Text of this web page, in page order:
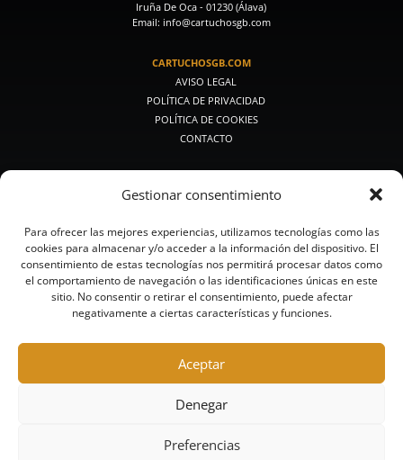
Gestionar consentimiento
Para ofrecer las mejores experiencias, utilizamos tecnologías como las
cookies para almacenar y/o acceder a la información del dispositivo. El
consentimiento de estas tecnologías nos permitirá procesar datos como
el comportamiento de navegación o las identificaciones únicas en este
sitio. No consentir o retirar el consentimiento, puede afectar
negativamente a ciertas características y funciones.
Aceptar
Denegar
Preferencias
Iruña De Oca - 01230 (Álava)
Email: info@cartuchosgb.com
CARTUCHOSGB.COM
AVISO LEGAL
POLÍTICA DE PRIVACIDAD
POLÍTICA DE COOKIES
CONTACTO
PREMIUM CAZA
CAZA CLÁSICA
CALIBRES PEQUEÑOS
BALAS Y POSTAS
CAZA ACERO
CAZA SIN PLOMO
RECORRIDOS DE CAZA Y COMPACK
ALTA COMPETICIÓN
ACERO